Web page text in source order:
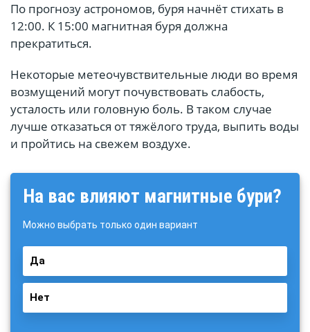
По прогнозу астрономов, буря начнёт стихать в
12:00. К 15:00 магнитная буря должна
прекратиться.
Некоторые метеочувствительные люди во время
возмущений могут почувствовать слабость,
усталость или головную боль. В таком случае
лучше отказаться от тяжёлого труда, выпить воды
и пройтись на свежем воздухе.
На вас влияют магнитные бури?
Можно выбрать только один вариант
Да
Нет